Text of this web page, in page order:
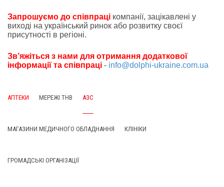
Запрошуємо до співпраці компанії, зацікавлені у
виході на український ринок або розвитку своєї
присутності в регіоні.
Зв’яжіться з нами для отримання додаткової
інформації та співпраці - info@dolphi-ukraine.com.ua
АПТЕКИ МЕРЕЖІ ТНВ АЗС
МАГАЗИНИ МЕДИЧНОГО ОБЛАДНАННЯ КЛІНІКИ
ГРОМАДСЬКІ ОРГАНІЗАЦІЇ